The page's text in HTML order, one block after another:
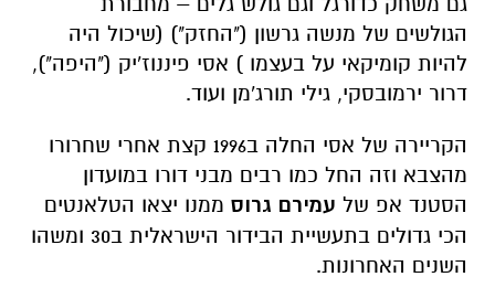
הגולשים של מנשה גרשון ("החזק") (שיכול היה
להיות קומיקאי על בעצמו ) אסי פיננוז'יק ("היפה"),
דרור ירמובסקי, גילי תורג'מן ועוד.
הקריירה של אסי החלה ב1996 קצת אחרי שחרורו
מהצבא וזה החל כמו רבים מבני דורו במועדון
הסטנד אפ של עמירם גרוס ממנו יצאו הטלאנטים
הכי גדולים בתעשיית הבידור הישראלית ב30 ומשהו
השנים האחרונות.